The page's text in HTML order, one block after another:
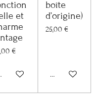
et
€
au panier
boîte
d’origine)
25,00 €
Ajouter au